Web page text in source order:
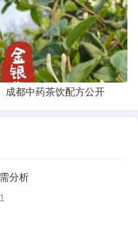
成都中药茶饮配方公开
分析